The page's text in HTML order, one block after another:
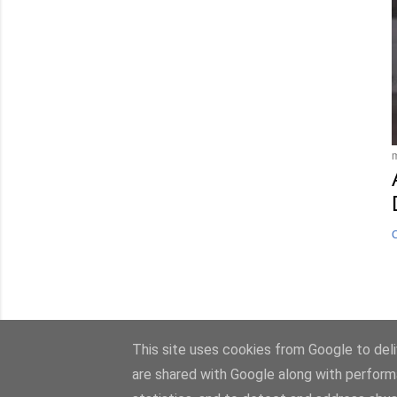
This site uses cookies from Google to
are shared with Google along with